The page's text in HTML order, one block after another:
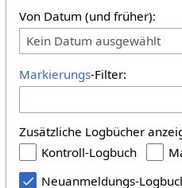
Von Datum (und früher):
Kein Datum ausgewählt
Markierungs-Filter:
Zusätzliche Logbücher
Kontroll-Logbuch
Neuanmeldungs-